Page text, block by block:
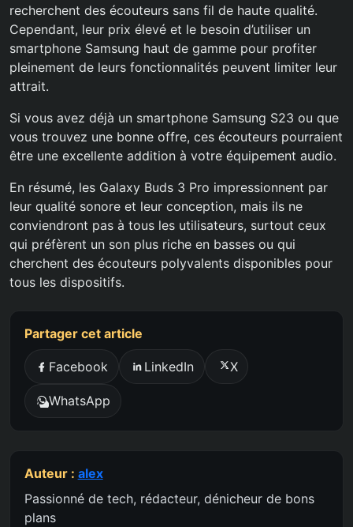
recherchent des écouteurs sans fil de haute qualité.
Cependant, leur prix élevé et le besoin d’utiliser un
smartphone Samsung haut de gamme pour profiter
pleinement de leurs fonctionnalités peuvent limiter leur
attrait.
Si vous avez déjà un smartphone Samsung S23 ou que
vous trouvez une bonne offre, ces écouteurs pourraient
être une excellente addition à votre équipement audio.
En résumé, les Galaxy Buds 3 Pro impressionnent par
leur qualité sonore et leur conception, mais ils ne
conviendront pas à tous les utilisateurs, surtout ceux
qui préfèrent un son plus riche en basses ou qui
cherchent des écouteurs polyvalents disponibles pour
tous les dispositifs.
Partager cet article
Facebook LinkedIn X
WhatsApp
Auteur : alex
Passionné de tech, rédacteur, dénicheur de bons
plans